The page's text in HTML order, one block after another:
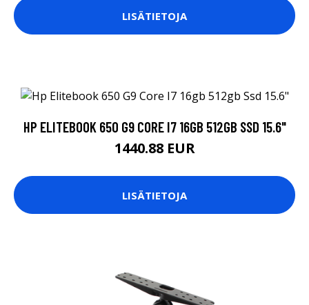
LISÄTIETOJA
HP ELITEBOOK 650 G9 CORE I7 16GB 512GB SSD 15.6"
1440.88 EUR
LISÄTIETOJA